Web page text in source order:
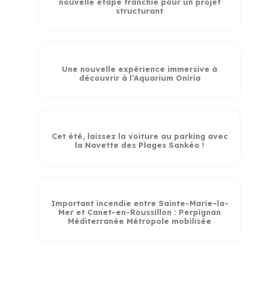
structurant
Une nouvelle expérience immersive à
découvrir à l’Aquarium Oniria
Cet été, laissez la voiture au parking avec
la Navette des Plages Sankéo !
Important incendie entre Sainte-Marie-la-
Mer et Canet-en-Roussillon : Perpignan
Méditerranée Métropole mobilisée